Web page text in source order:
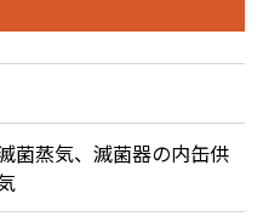
菌蒸気、滅菌器の内缶供